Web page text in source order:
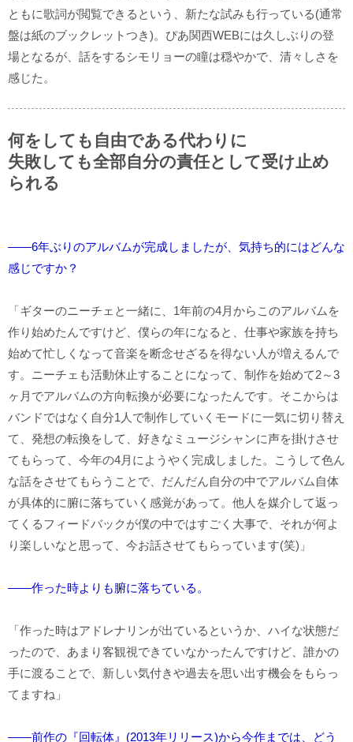
ともに歌詞が閲覧できるという、新たな試みも行っている(通常
盤は紙のブックレットつき)。ぴあ関西WEBには久しぶりの登
場となるが、話をするシモリョーの瞳は穏やかで、清々しさを
感じた。
何をしても自由である代わりに
失敗しても全部自分の責任として受け止め
られる
――6年ぶりのアルバムが完成しましたが、気持ち的にはどんな
感じですか？
「ギターのニーチェと一緒に、1年前の4月からこのアルバムを
作り始めたんですけど、僕らの年になると、仕事や家族を持ち
始めて忙しくなって音楽を断念せざるを得ない人が増えるんで
す。ニーチェも活動休止することになって、制作を始めて2～3
ヶ月でアルバムの方向転換が必要になったんです。そこからは
バンドではなく自分1人で制作していくモードに一気に切り替え
て、発想の転換をして、好きなミュージシャンに声を掛けさせ
てもらって、今年の4月にようやく完成しました。こうして色ん
な話をさせてもらうことで、だんだん自分の中でアルバム自体
が具体的に腑に落ちていく感覚があって。他人を媒介して返っ
てくるフィードバックが僕の中ではすごく大事で、それが何よ
り楽しいなと思って、今お話させてもらっています(笑)」
――作った時よりも腑に落ちている。
「作った時はアドレナリンが出ているというか、ハイな状態だ
ったので、あまり客観視できていなかったんですけど、誰かの
手に渡ることで、新しい気付きや過去を思い出す機会をもらっ
てますね」
――前作の『回転体』(2013年リリース)から今作までは、どう